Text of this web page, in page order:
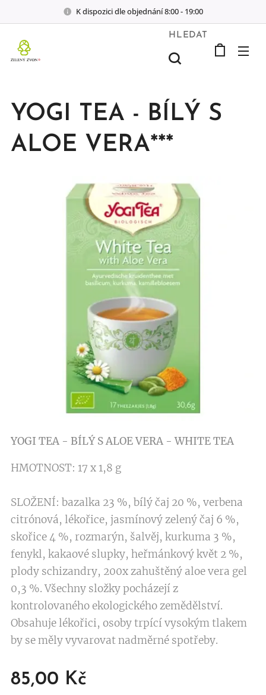
K dispozici dle objednání 8:00 - 19:00
HLEDAT
YOGI TEA - BÍLÝ S
ALOE VERA***
YOGI TEA - BÍLÝ S ALOE VERA - WHITE TEA
HMOTNOST: 17 x 1,8 g
SLOŽENÍ: bazalka 23 %, bílý čaj 20 %, verbena
citrónová, lékořice, jasmínový zelený čaj 6 %,
skořice 4 %, rozmarýn, šalvěj, kurkuma 3 %,
fenykl, kakaové slupky, heřmánkový květ 2 %,
plody schizandry, 200x zahuštěný aloe vera gel
0,3 %. Všechny složky pocházejí z
kontrolovaného ekologického zemědělství.
Obsahuje lékořici, osoby trpící vysokým tlakem
by se měly vyvarovat nadměrné spotřeby.
85,00 Kč